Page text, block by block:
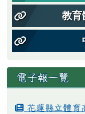
教育
電子報一覽
花蓮縣立體育